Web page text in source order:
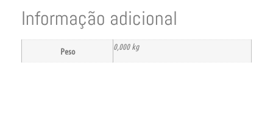
Informação adicional
Peso 0,000 kg